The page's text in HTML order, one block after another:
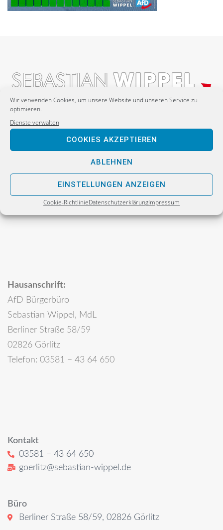
Wir verwenden Cookies, um unsere Website und unseren Service zu
optimieren.
Dienste verwalten
COOKIES AKZEPTIEREN
ABLEHNEN
EINSTELLUNGEN ANZEIGEN
Cookie-RichtlinieDatenschutzerklärungImpressum
Postanschrift:
Sebastian Wippel
Alternative für Deutschland
Bürgerbüro
Postfach 30 06 17
02811 Görlitz
Hausanschrift:
AfD Bürgerbüro
Sebastian Wippel, MdL
Berliner Straße 58/59
02826 Görlitz
Telefon: 03581 – 43 64 650
Kontakt
03581 – 43 64 650
goerlitz@sebastian-wippel.de
Büro
Berliner Straße 58/59, 02826 Görlitz